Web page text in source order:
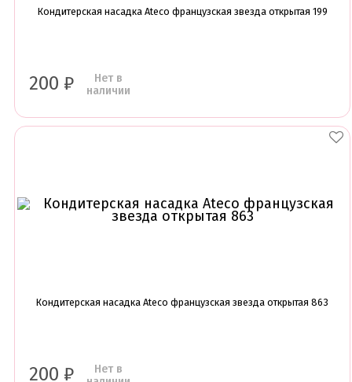
Кондитерская насадка Ateco французская звезда открытая 199
200 ₽
Нет в
наличии
Кондитерская насадка Ateco французская звезда открытая 863
200 ₽
Нет в